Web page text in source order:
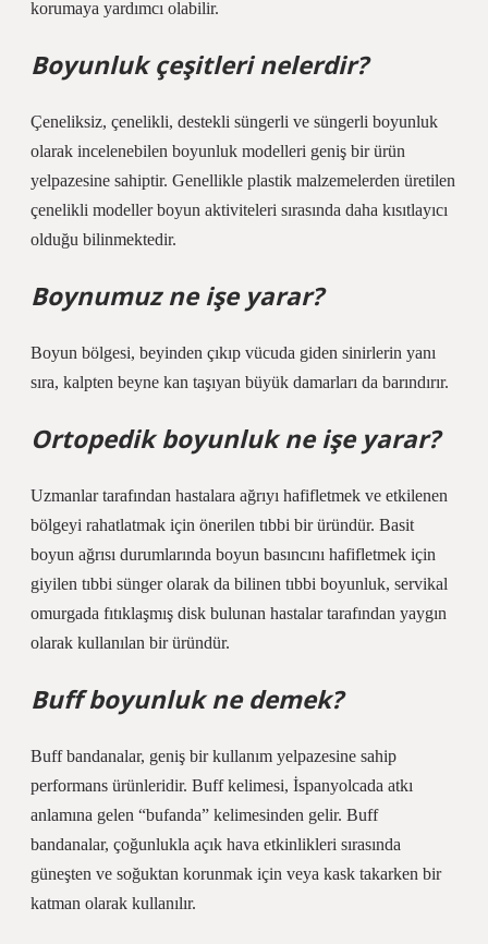
korumaya yardımcı olabilir.
Boyunluk çeşitleri nelerdir?
Çeneliksiz, çenelikli, destekli süngerli ve süngerli boyunluk
olarak incelenebilen boyunluk modelleri geniş bir ürün
yelpazesine sahiptir. Genellikle plastik malzemelerden üretilen
çenelikli modeller boyun aktiviteleri sırasında daha kısıtlayıcı
olduğu bilinmektedir.
Boynumuz ne işe yarar?
Boyun bölgesi, beyinden çıkıp vücuda giden sinirlerin yanı
sıra, kalpten beyne kan taşıyan büyük damarları da barındırır.
Ortopedik boyunluk ne işe yarar?
Uzmanlar tarafından hastalara ağrıyı hafifletmek ve etkilenen
bölgeyi rahatlatmak için önerilen tıbbi bir üründür. Basit
boyun ağrısı durumlarında boyun basıncını hafifletmek için
giyilen tıbbi sünger olarak da bilinen tıbbi boyunluk, servikal
omurgada fıtıklaşmış disk bulunan hastalar tarafından yaygın
olarak kullanılan bir üründür.
Buff boyunluk ne demek?
Buff bandanalar, geniş bir kullanım yelpazesine sahip
performans ürünleridir. Buff kelimesi, İspanyolcada atkı
anlamına gelen “bufanda” kelimesinden gelir. Buff
bandanalar, çoğunlukla açık hava etkinlikleri sırasında
güneşten ve soğuktan korunmak için veya kask takarken bir
katman olarak kullanılır.